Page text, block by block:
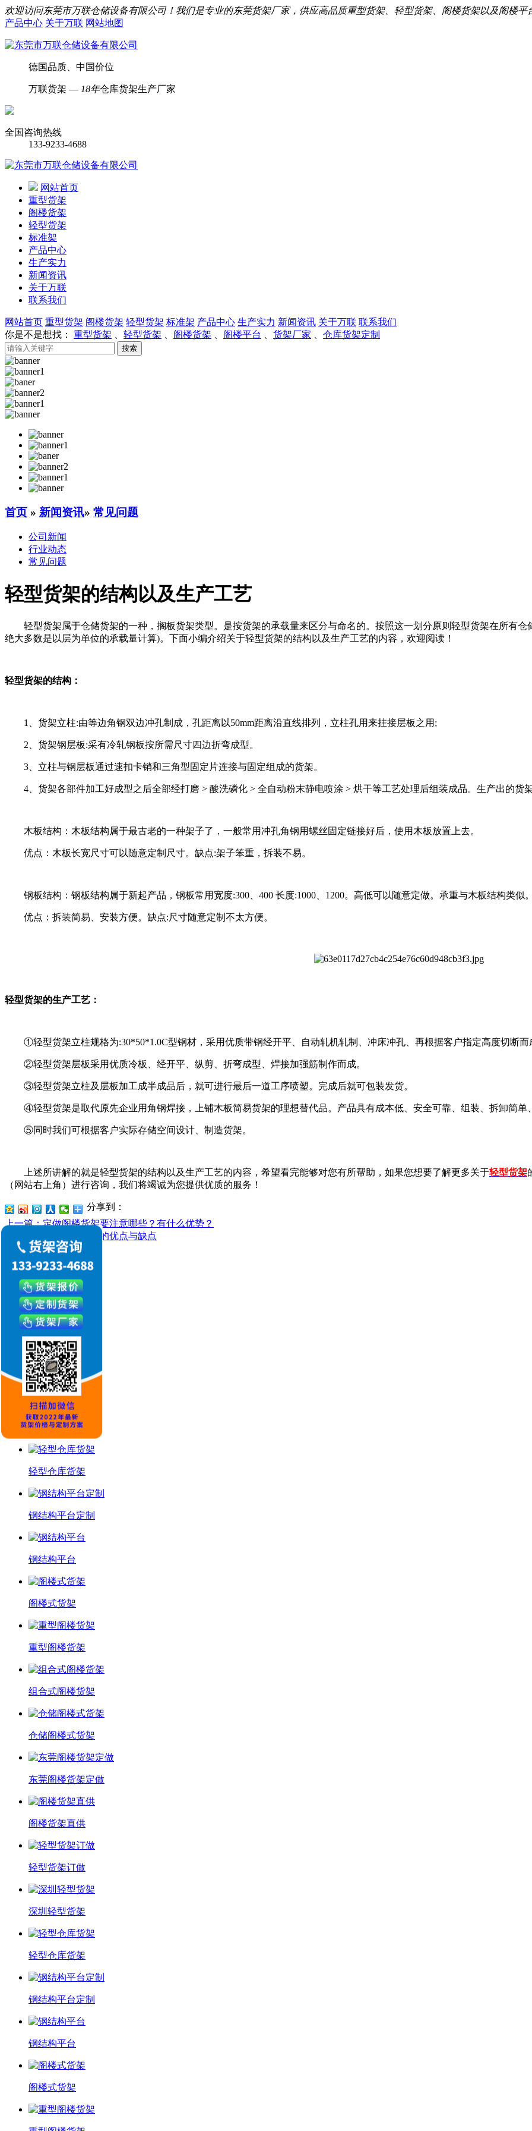
欢迎访问东莞市万联仓储设备有限公司！我们是专业的东莞货架厂家，供应高品质重型货架、轻型货架、阁楼货架以及阁楼平
产品中心 关于万联 网站地图
德国品质、中国价位
万联货架 — 18年仓库货架生产厂家
全国咨询热线
133-9233-4688
网站首页
重型货架
阁楼货架
轻型货架
标准架
产品中心
生产实力
新闻资讯
关于万联
联系我们
网站首页 重型货架 阁楼货架 轻型货架 标准架 产品中心 生产实力 新闻资讯 关于万联 联系我们
你是不是想找：
重型货架 轻型货架 阁楼货架 阁楼平台 货架厂家 仓库货架定制
首页 » 新闻资讯» 常见问题
公司新闻
行业动态
常见问题
轻型货架的结构以及生产工艺
轻型货架属于仓储货架的一种，搁板货架类型。是按货架的承载量来区分与命名的。按照这一划分原则轻型货架在所有仓
绝大多数是以层为单位的承载量计算)。下面小编介绍关于轻型货架的结构以及生产工艺的内容，欢迎阅读！
轻型货架的结构：
1、货架立柱:由等边角钢双边冲孔制成，孔距离以50mm距离沿直线排列，立柱孔用来挂接层板之用;
2、货架钢层板:采有冷轧钢板按所需尺寸四边折弯成型。
3、立柱与钢层板通过速扣卡销和三角型固定片连接与固定组成的货架。
4、货架各部件加工好成型之后全部经打磨 > 酸洗磷化 > 全自动粉末静电喷涂 > 烘干等工艺处理后组装成品。生产出的货
木板结构：木板结构属于最古老的一种架子了，一般常用冲孔角钢用螺丝固定链接好后，使用木板放置上去。
优点：木板长宽尺寸可以随意定制尺寸。缺点:架子笨重，拆装不易。
钢板结构：钢板结构属于新起产品，钢板常用宽度:300、400 长度:1000、1200。高低可以随意定做。承重与木板结构类似
优点：拆装简易、安装方便。缺点:尺寸随意定制不太方便。
轻型货架的生产工艺：
①轻型货架立柱规格为:30*50*1.0C型钢材，采用优质带钢经开平、自动轧机轧制、冲床冲孔、再根据客户指定高度切断而
②轻型货架层板采用优质冷板、经开平、纵剪、折弯成型、焊接加强筋制作而成。
③轻型货架立柱及层板加工成半成品后，就可进行最后一道工序喷塑。完成后就可包装发货。
④轻型货架是取代原先企业用角钢焊接，上铺木板简易货架的理想替代品。产品具有成本低、安全可靠、组装、拆卸简单
⑤同时我们可根据客户实际存储空间设计、制造货架。
上述所讲解的就是轻型货架的结构以及生产工艺的内容，希望看完能够对您有所帮助，如果您想要了解更多关于轻型货架
（网站右上角）进行咨询，我们将竭诚为您提供优质的服务！
分享到：
上一篇：定做阁楼货架要注意哪些？有什么优势？
：轻型仓储货架的优点与缺点
新闻资讯
公司新闻
行业动态
常见问题
推荐产品
轻型货架订做
深圳轻型货架
轻型仓库货架
钢结构平台定制
钢结构平台
阁楼式货架
重型阁楼货架
组合式阁楼货架
仓储阁楼式货架
东莞阁楼货架定做
阁楼货架直供
轻型货架订做
深圳轻型货架
轻型仓库货架
钢结构平台定制
钢结构平台
阁楼式货架